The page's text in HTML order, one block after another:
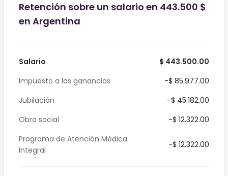
Retención sobre un salario en 443.500 $
en Argentina
Salario
$ 443.500.00
Impuesto a las ganancias
-$ 85.977.00
Jubilación
-$ 45.182.00
Obra social
-$ 12.322.00
Programa de Atención Médica
Integral
-$ 12.322.00